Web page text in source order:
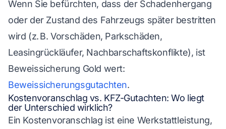
Wenn Sie befürchten, dass der Schadenhergang
oder der Zustand des Fahrzeugs später bestritten
wird (z. B. Vorschäden, Parkschäden,
Leasingrückläufer, Nachbarschaftskonflikte), ist
Beweissicherung Gold wert:
Beweissicherungsgutachten.
Kostenvoranschlag vs. KFZ-Gutachten: Wo liegt
der Unterschied wirklich?
Ein Kostenvoranschlag ist eine Werkstattleistung,